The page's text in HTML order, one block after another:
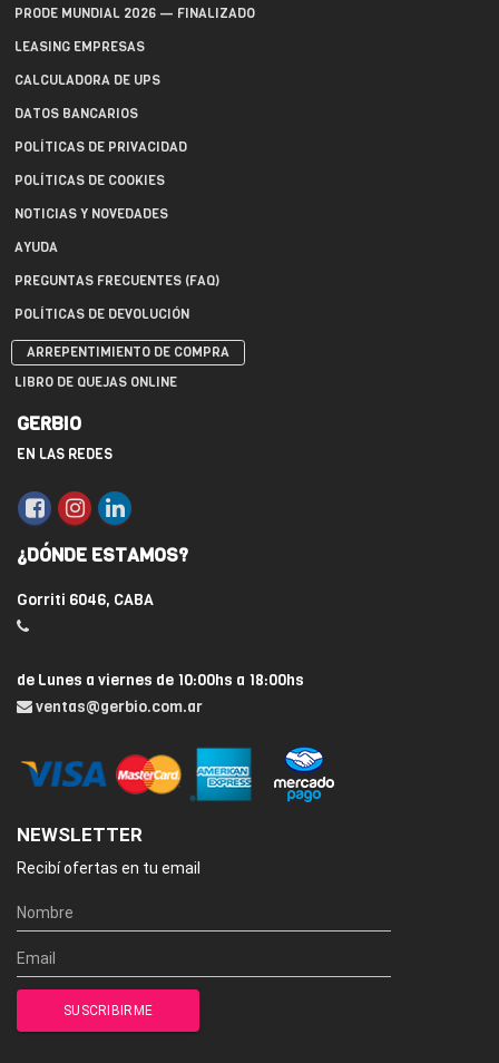
PRODE MUNDIAL 2026 — FINALIZADO
LEASING EMPRESAS
CALCULADORA DE UPS
DATOS BANCARIOS
POLÍTICAS DE PRIVACIDAD
POLÍTICAS DE COOKIES
NOTICIAS Y NOVEDADES
AYUDA
PREGUNTAS FRECUENTES (FAQ)
POLÍTICAS DE DEVOLUCIÓN
ARREPENTIMIENTO DE COMPRA
LIBRO DE QUEJAS ONLINE
GERBIO
EN LAS REDES
¿DÓNDE ESTAMOS?
Gorriti 6046, CABA
de Lunes a viernes de 10:00hs a 18:00hs
ventas@gerbio.com.ar
NEWSLETTER
Recibí ofertas en tu email